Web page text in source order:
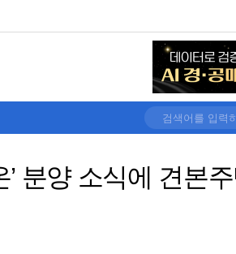
분양 소식에 견본